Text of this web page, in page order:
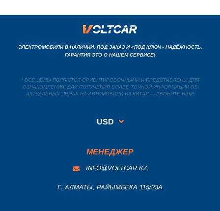
ЭЛЕКТРОМОБИЛИ В НАЛИЧИИ, ПОД ЗАКАЗ И «ПОД КЛЮЧ» НАДЁЖНОСТЬ,
ГАРАНТИЯ ЭТО О НАШЕМ СЕРВИСЕ!
* ВСЕ ЦЕНЫ ЯВЛЯЮТСЯ ОРИЕНТИРОВОЧНЫМИ И ПРЕДСТАВЛЕНЫ ДЛЯ
ОЗНАКОМЛЕНИЯ. ДЛЯ ПОЛУЧЕНИЯ БОЛЕЕ ТОЧНОЙ ИНФОРМАЦИИ ОБ
АКТУАЛЬНЫХ ЦЕНАХ НА АВТОМОБИЛИ ИЗ КИТАЯ — ЗВОНИТЕ НАМ!
USD
МЕНЕДЖЕР
INFO@VOLTCAR.KZ
Г. АЛМАТЫ, РАЙЫМБЕКА 115/23A